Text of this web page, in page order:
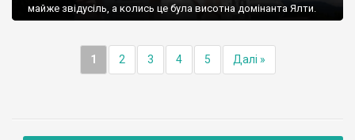
майже звідусіль, а колись це була висотна домінанта Ялти.
1 2 3 4 5 Далі »